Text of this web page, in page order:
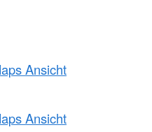
Ansicht
Ansicht